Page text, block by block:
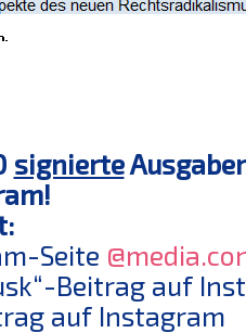
signierte
Seite
Beitrag auf
auf Instagram